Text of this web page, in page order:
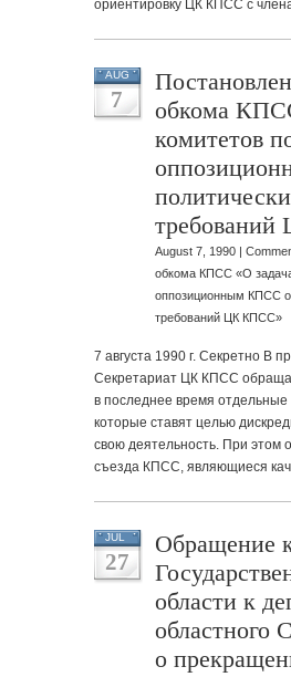
ориентировку ЦК КПСС с
AUG
7
обкома
комитетов
August 7, 1990 |
обкома КПСС «О
оппозиционным КПСС
требований ЦК КПСС»
7 августа 1990 г. Секретно В
Секретариат ЦК КПСС
в последнее время
которые ставят целью
свою деятельность. При этом
съезда КПСС, являющиеся
JUL
27
Обращение
области к
областного
о